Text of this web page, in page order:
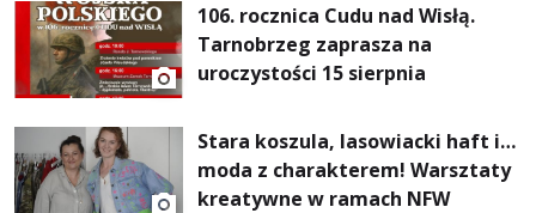
106. rocznica Cudu nad Wisłą.
Tarnobrzeg zaprasza na
uroczystości 15 sierpnia
Stara koszula, lasowiacki haft i…
moda z charakterem! Warsztaty
kreatywne w ramach NFW